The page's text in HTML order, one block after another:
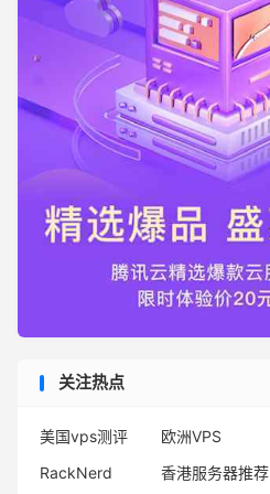
关注热点
美国vps测评 欧洲VPS
RackNerd
香港服务器推荐